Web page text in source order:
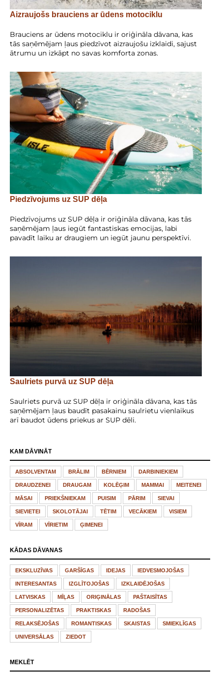
Aizraujošs brauciens ar ūdens motociklu
Brauciens ar ūdens motociklu ir oriģināla dāvana, kas
tās saņēmējam ļaus piedzīvot aizraujošu izklaidi, sajust
ātrumu un izkāpt no savas komforta zonas.
Piedzīvojums uz SUP dēļa
Piedzīvojums uz SUP dēļa ir oriģināla dāvana, kas tās
saņēmējam ļaus iegūt fantastiskas emocijas, labi
pavadīt laiku ar draugiem un iegūt jaunu perspektīvi.
Saulriets purvā uz SUP dēļa
Saulriets purvā uz SUP dēļa ir oriģināla dāvana, kas tās
saņēmējam ļaus baudīt pasakainu saulrietu vienlaikus
arī baudot ūdens priekus ar SUP dēli.
KAM DĀVINĀT
ABSOLVENTAM BRĀLIM BĒRNIEM DARBINIEKIEM
DRAUDZENEI DRAUGAM KOLĒĢIM MAMMAI MEITENEI
MĀSAI PRIEKŠNIEKAM PUISIM PĀRIM SIEVAI
SIEVIETEI SKOLOTĀJAI TĒTIM VECĀKIEM VISIEM
VĪRAM VĪRIETIM ĢIMENEI
KĀDAS DĀVANAS
EKSKLUZĪVAS GARŠĪGAS IDEJAS IEDVESMOJOŠAS
INTERESANTAS IZGLĪTOJOŠAS IZKLAIDĒJOŠAS
LATVISKAS MĪĻAS ORIĢINĀLAS PAŠTAISĪTAS
PERSONALIZĒTAS PRAKTISKAS RADOŠAS
RELAKSĒJOŠAS ROMANTISKAS SKAISTAS SMIEKLĪGAS
UNIVERSĀLAS ZIEDOT
MEKLĒT